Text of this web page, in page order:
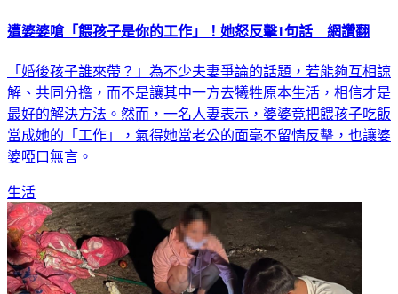
遭婆婆嗆「餵孩子是你的工作」！她怒反擊1句話 網讚翻
「婚後孩子誰來帶？」為不少夫妻爭論的話題，若能夠互相諒
解、共同分擔，而不是讓其中一方去犧牲原本生活，相信才是
最好的解決方法。然而，一名人妻表示，婆婆竟把餵孩子吃飯
當成她的「工作」，氣得她當老公的面毫不留情反擊，也讓婆
婆啞口無言。
生活